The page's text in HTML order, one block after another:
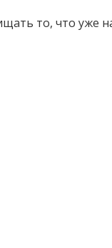
то, что уже